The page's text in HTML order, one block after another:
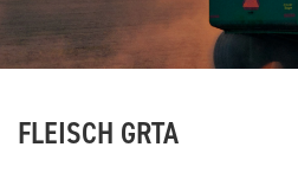
FLEISCH GRTA